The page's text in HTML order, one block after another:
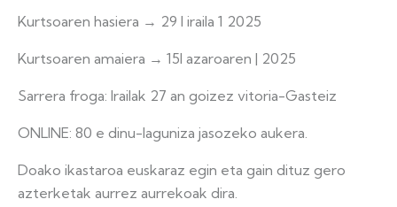
Kurtsoaren hasiera → 29 l iraila 1 2025
Kurtsoaren amaiera → 15l azaroaren | 2025
Sarrera froga: Irailak 27 an goizez vitoria-Gasteiz
ONLINE: 80 e dinu-laguniza jasozeko aukera.
Doako ikastaroa euskaraz egin eta gain dituz gero
azterketak aurrez aurrekoak dira.